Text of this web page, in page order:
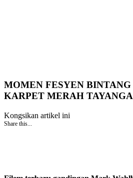
MOMEN FESYEN
KARPET MERAH
Kongsikan artikel ini
Share this...